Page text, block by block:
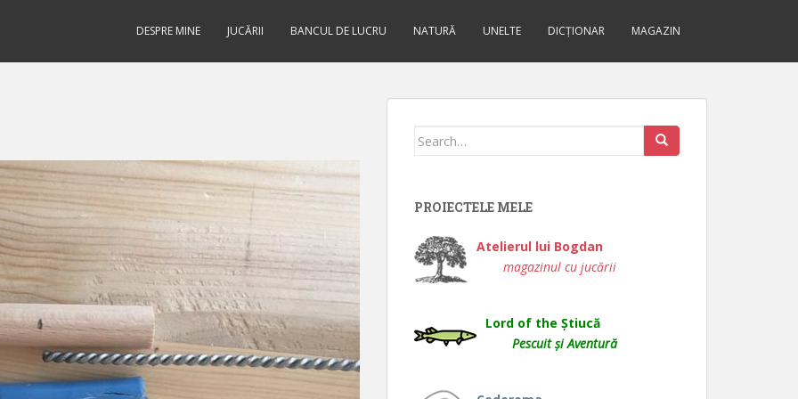
DESPRE MINE JUCĂRII BANCUL DE LUCRU NATURĂ UNELTE DICȚIONAR MAGAZIN
Search
PROIECTELE MELE
Atelierul lui Bogdan
magazinul cu jucării
Lord of the Știucă
Pescuit și Aventură